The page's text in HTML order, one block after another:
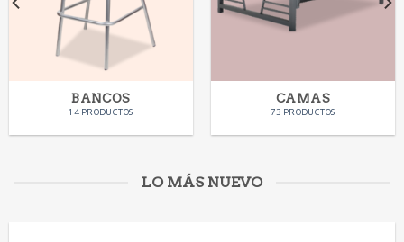
BANCOS
14 PRODUCTOS
CAMAS
73 PRODUCTOS
LO MÁS NUEVO